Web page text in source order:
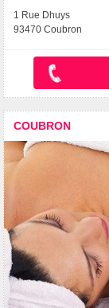
1 Rue Dhuys
93470 Coubron
COUBRON